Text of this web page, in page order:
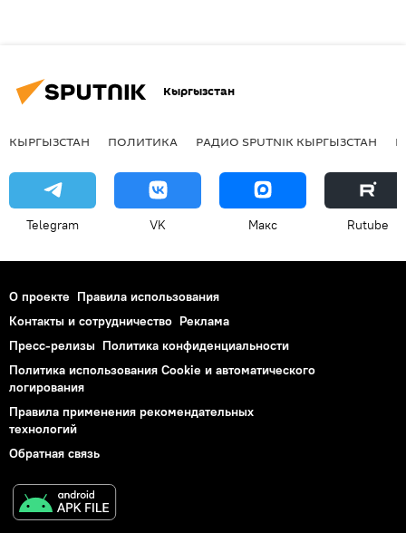
Кыргызстан
КЫРГЫЗСТАН ПОЛИТИКА РАДИО SPUTNIK КЫРГЫЗСТАН
Telegram VK Макс Rutube
О проекте Правила использования
Контакты и сотрудничество Реклама
Пресс-релизы Политика конфиденциальности
Политика использования Cookie и автоматического
логирования
Правила применения рекомендательных
технологий
Обратная связь